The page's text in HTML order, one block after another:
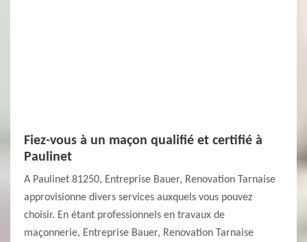
Fiez-vous à un maçon qualifié et certifié à
Paulinet
A Paulinet 81250, Entreprise Bauer, Renovation Tarnaise
approvisionne divers services auxquels vous pouvez
choisir. En étant professionnels en travaux de
maçonnerie, Entreprise Bauer, Renovation Tarnaise